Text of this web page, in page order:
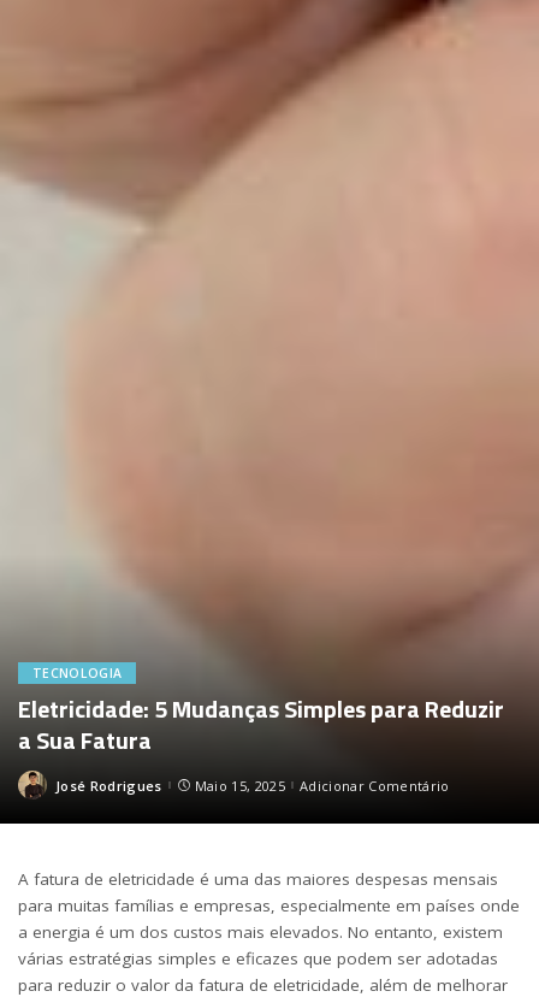
TECNOLOGIA
Eletricidade: 5 Mudanças Simples para Reduzir
a Sua Fatura
Posted
José Rodrigues Maio 15, 2025 Adicionar Comentário
A fatura de eletricidade é uma das maiores despesas mensais
para muitas famílias e empresas, especialmente em países onde
a energia é um dos custos mais elevados. No entanto, existem
várias estratégias simples e eficazes que podem ser adotadas
para reduzir o valor da fatura de eletricidade, além de melhorar